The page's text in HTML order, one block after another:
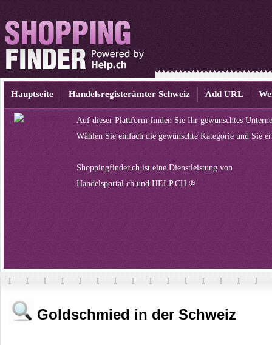
Hauptseite Handelsregisterämter Schweiz Add URL
Auf dieser Plattform finden Sie Ihr gewünschtes
Wählen Sie einfach die gewünschte Kategorie und Sie
Shoppingfinder.ch ist eine Dienstleistung von
Handelsportal.ch und HELP.CH ®
Goldschmied in der Schweiz